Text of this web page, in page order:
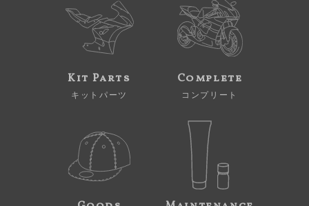
Kit Parts
キットパーツ
Complete
コンプリート